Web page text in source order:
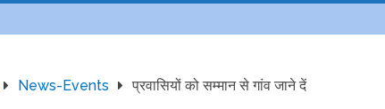
News-Events प्रवासियों को सम्मान से गांव जाने दें